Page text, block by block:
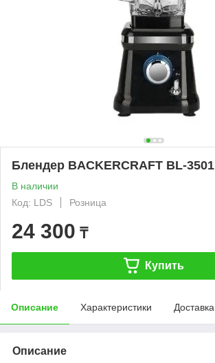
Блендер BACKERCRAFT BL-3501
В наличии
Код: LDS
Розница
24 300 ₸
Купить
Описание Характеристики Доставка
Описание